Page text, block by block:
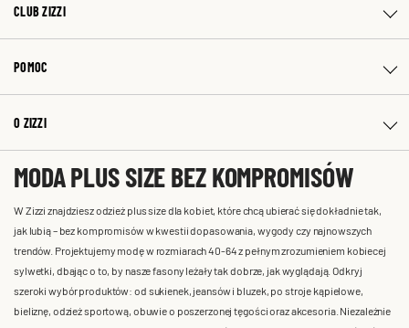
CLUB ZIZZI
POMOC
O ZIZZI
MODA PLUS SIZE BEZ KOMPROMISÓW
W Zizzi znajdziesz odzież plus size dla kobiet, które chcą ubierać się dokładnie tak,
jak lubią – bez kompromisów w kwestii dopasowania, wygody czy najnowszych
trendów. Projektujemy modę w rozmiarach 40-64 z pełnym zrozumieniem kobiecej
sylwetki, dbając o to, by nasze fasony leżały tak dobrze, jak wyglądają. Odkryj
szeroki wybór produktów: od sukienek, jeansów i bluzek, po stroje kąpielowe,
bieliznę, odzież sportową, obuwie o poszerzonej tęgości oraz akcesoria. Niezależnie